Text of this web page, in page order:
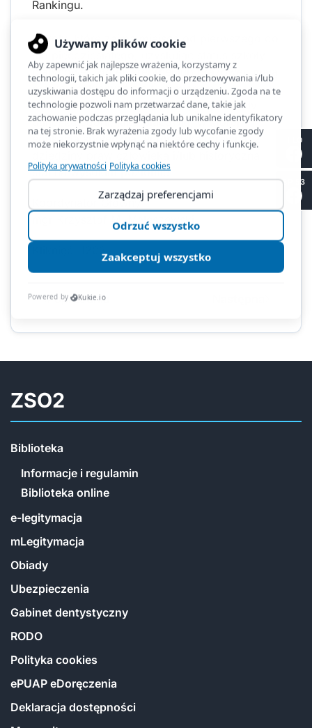
Rankingu.
Szkoły, które zajmą miejsca od pierwszego do
sto pięćdziesiątego, uzyskując status szkoły
platynowej, złotej, srebrnej lub brązowej, mają
prawo posługiwać się tym mianem i
zamieszczać (NIEODPŁATNIE) loga szkoły
danej kategorii, jako placówki, w której
edukacja społeczna, europejska, prawna, z
stoi na wysokim poziomie.
Koordynator Główny
mgr Krzysztof M. Maleszewski
Kliknięć: 1202
Poprzednia
ZSO2
Biblioteka
Informacje i regulamin
Biblioteka online
e-legitymacja
mLegitymacja
Obiady
Ubezpieczenia
Gabinet dentystyczny
RODO
Polityka cookies
ePUAP eDoręczenia
Deklaracja dostępności
II LO
SP 53